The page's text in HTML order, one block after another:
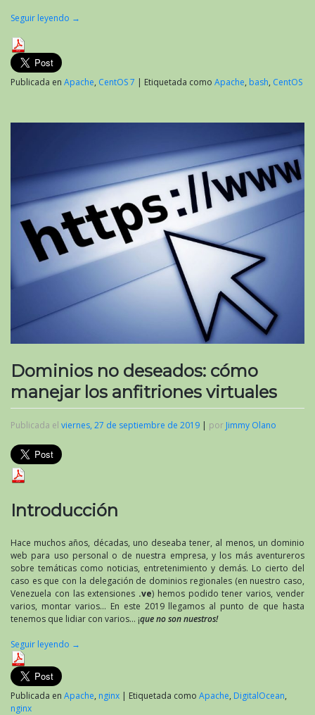
Seguir leyendo →
Publicada en Apache, CentOS 7 | Etiquetada como Apache, bash, CentOS
Dominios no deseados: cómo
manejar los anfitriones virtuales
Publicada el viernes, 27 de septiembre de 2019 | por Jimmy Olano
Introducción
Hace muchos años, décadas, uno deseaba tener, al menos, un dominio
web para uso personal o de nuestra empresa, y los más aventureros
sobre temáticas como noticias, entretenimiento y demás. Lo cierto del
caso es que con la delegación de dominios regionales (en nuestro caso,
Venezuela con las extensiones .ve) hemos podido tener varios, vender
varios, montar varios… En este 2019 llegamos al punto de que hasta
tenemos que lidiar con varios… ¡que no son nuestros!
Seguir leyendo →
Publicada en Apache, nginx | Etiquetada como Apache, DigitalOcean,
nginx